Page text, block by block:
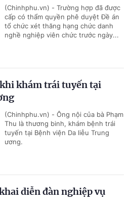
(Chinhphu.vn) - Trường hợp đã được
cấp có thẩm quyền phê duyệt Đề án
tổ chức xét thăng hạng chức danh
nghề nghiệp viên chức trước ngày...
khám trái tuyến tại
(Chinhphu.vn) - Ông nội của bà Phạm
Thu là thương binh, khám bệnh trái
tuyến tại Bệnh viện Da liễu Trung
ương.
diễn đàn nghiệp vụ